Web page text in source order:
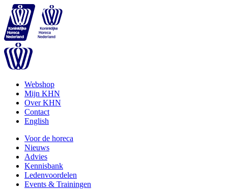
Webshop
Mijn KHN
Over KHN
Contact
English
Voor de horeca
Nieuws
Advies
Kennisbank
Ledenvoordelen
Events & Trainingen